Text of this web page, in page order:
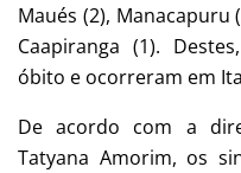
Maués (2), Manacapuru
Caapiranga (1).
óbito e ocorreram em
De acordo com a
Tatyana Amorim, os